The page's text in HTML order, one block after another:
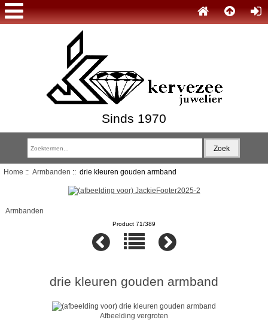
Sinds 1970
Home :: Armbanden :: drie kleuren gouden armband
Armbanden
Product 71/389
drie kleuren gouden armband
Afbeelding vergroten